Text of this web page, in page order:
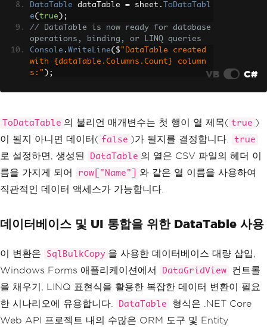
DataTable dataTable = sheet .
ToDataTabl
e( true );
// DataTable is now ready for database
operations, binding, or LINQ queries
Console . WriteLine( $ "DataTable created
with {dataTable.Columns.Count} column
s:" );
// Property names from CSV header
become column names
Console
.WriteLine ($"  - {column.Co
lumnName}");
Console .WriteLine($"\nTotal records:
{dataTable.Rows.Count}");
foreach
DataRow row in dataTable.Row
s
// Access by column index or name
attribute
string
name = row ["Name"
();
string email row "Email" ]. ToStri
ng();
Console .WriteLine($ "Customer: {nam
VB C#
ToDataTable 의 불리언 매개변수는 첫 행이 열 제목( true )
이 될지 아니면 데이터( false )가 될지를 결정합니다. true
로 설정하면, 생성된 DataTable 의 열은 CSV 파일의 헤더 이
름을 가지게 되어
row["Name"]
와 같은 열 이름을 사용하여
직관적인 데이터 액세스가 가능합니다.
데이터베이스 및 UI 통합을 위한 DataTable 사용
이 변환은 SqlBulkCopy 을 사용한 데이터베이스 대량 삽입,
Windows Forms 애플리케이션에서
DataGridView
컨트롤
을 채우기, LINQ 표현식을 활용한 복잡한 데이터 변환이 필요
한 시나리오에 유용합니다.
DataTable
형식은 .NET Core
Web API 프로젝트 내의 수많은 ORM 도구 및 Entity